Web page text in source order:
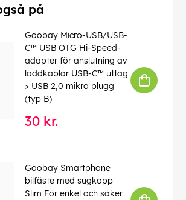
op til: 40 °C
fra
: 0 °C
: 100 MHz
: tosidet
: PVC
: CCA (kobberbeklædt aluminium)
på
Goobay Micro-USB/USB-
C™ USB OTG Hi-Speed-
adapter för anslutning av
laddkablar USB-C™ uttag
> USB 2,0 mikro plugg
(typ B)
30 kr.
Goobay Smartphone
bilfäste med sugkopp
Slim För enkel och säker